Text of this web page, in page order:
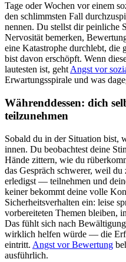
Tage oder Wochen vor einem
den schlimmsten Fall
nennen. Du stellst dir peinliche
Nervosität bemerken,
eine Katastrophe durchlebt,
bist davon erschöpft. Wenn
lautesten ist, geht Angst vor
Erwartungsspirale und was
Währenddessen: dich
teilzunehmen
Sobald du in der Situation bist,
innen. Du beobachtest deine
Hände zittern, wie du
das Gespräch schwerer, weil
erledigst — teilnehmen und
keiner bekommt deine volle
Sicherheitsverhalten ein: leise
vorbereiteten Themen bleiben,
Das fühlt sich nach
wirklich helfen würde — die
eintritt. Angst vor Bewertung
ausführlich.